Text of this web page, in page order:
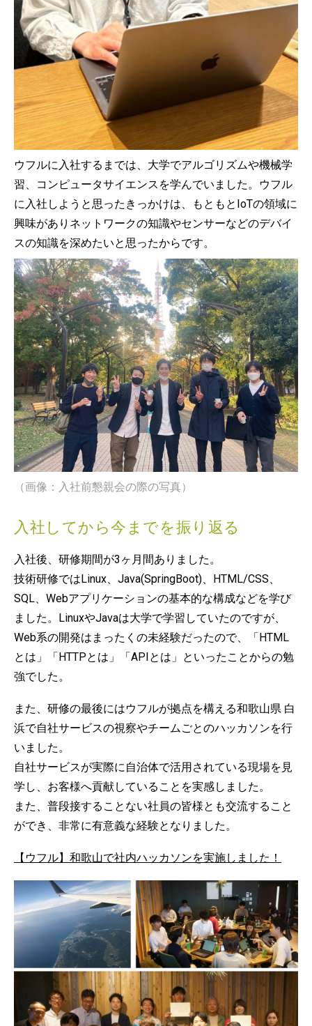
ウフルに入社するまでは、大学でアルゴリズムや機械学
習、コンピュータサイエンスを学んでいました。ウフル
に入社しようと思ったきっかけは、もともとIoTの領域に
興味がありネットワークの知識やセンサーなどのデバイ
スの知識を深めたいと思ったからです。
（画像：入社前懇親会の際の写真）
入社してから今までを振り返る
入社後、研修期間が3ヶ月間ありました。
技術研修ではLinux、Java(SpringBoot)、HTML/CSS、
SQL、Webアプリケーションの基本的な構成などを学び
ました。LinuxやJavaは大学で学習していたのですが、
Web系の開発はまったくの未経験だったので、「HTML
とは」「HTTPとは」「APIとは」といったことからの勉
強でした。
また、研修の最後にはウフルが拠点を構える和歌山県 白
浜で自社サービスの視察やチームごとのハッカソンを行
いました。
自社サービスが実際に自治体で活用されている現場を見
学し、お客様へ貢献していることを実感しました。
また、普段接することない社員の皆様とも交流すること
ができ、非常に有意義な経験となりました。
【ウフル】和歌山で社内ハッカソンを実施しました！